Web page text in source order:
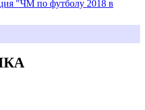
"ЧМ по футболу 2018 в